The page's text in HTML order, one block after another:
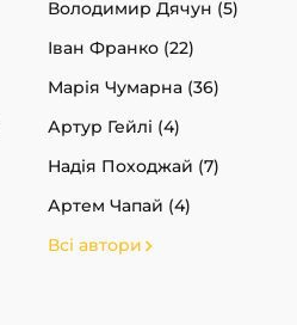
Володимир Дячун (5)
Іван Франко (22)
Марія Чумарна (36)
Артур Гейлі (4)
Надія Походжай (7)
Артем Чапай (4)
Всі автори